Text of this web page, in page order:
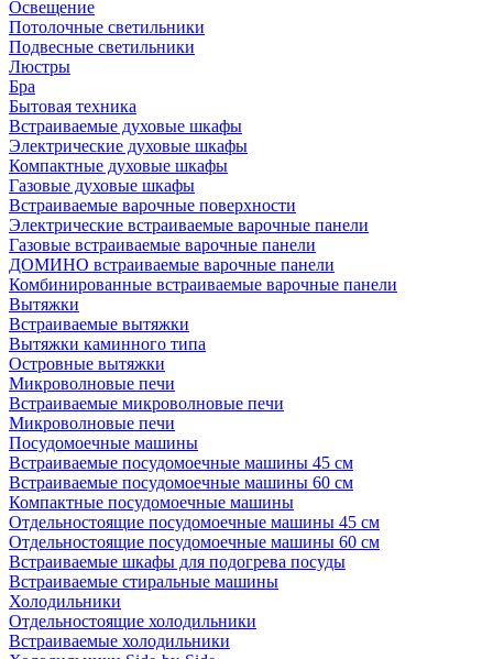
Освещение
Потолочные светильники
Подвесные светильники
Люстры
Бра
Бытовая техника
Встраиваемые духовые шкафы
Электрические духовые шкафы
Компактные духовые шкафы
Газовые духовые шкафы
Встраиваемые варочные поверхности
Электрические встраиваемые варочные панели
Газовые встраиваемые варочные панели
ДОМИНО встраиваемые варочные панели
Комбинированные встраиваемые варочные панели
Вытяжки
Встраиваемые вытяжки
Вытяжки каминного типа
Островные вытяжки
Микроволновые печи
Встраиваемые микроволновые печи
Микроволновые печи
Посудомоечные машины
Встраиваемые посудомоечные машины 45 см
Встраиваемые посудомоечные машины 60 см
Компактные посудомоечные машины
Отдельностоящие посудомоечные машины 45 см
Отдельностоящие посудомоечные машины 60 см
Встраиваемые шкафы для подогрева посуды
Встраиваемые стиральные машины
Холодильники
Отдельностоящие холодильники
Встраиваемые холодильники